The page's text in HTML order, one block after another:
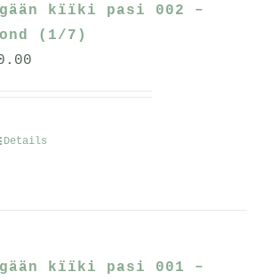
kïïki pasi 002 –
(1/7)
Details
kïïki pasi 001 –